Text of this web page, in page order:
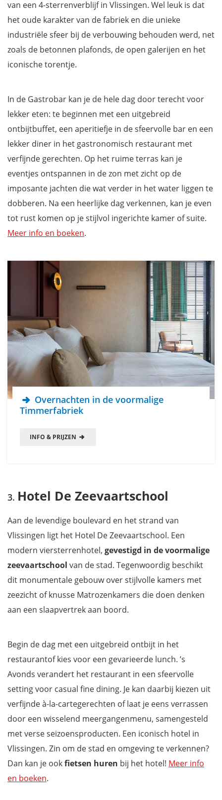
van een 4-sterrenverblijf in Vlissingen. Wel leuk is dat
het oude karakter van de fabriek en die unieke
industriële sfeer bij de verbouwing behouden werd, net
zoals de betonnen plafonds, de open galerijen en het
iconische torentje.
In de Gastrobar kan je de hele dag door terecht voor
lekker eten: te beginnen met een uitgebreid
ontbijtbuffet, een aperitiefje in de sfeervolle bar en een
lekker diner in het gastronomisch restaurant met
verfijnde gerechten. Op het ruime terras kan je
eventjes ontspannen in de zon met zicht op de
imposante jachten die wat verder in het water liggen te
dobberen. Na een heerlijke dag verkennen, kan je even
tot rust komen op je stijlvol ingerichte kamer of suite.
Meer info en boeken.
Overnachten in de voormalige
Timmerfabriek
INFO & PRIJZEN
Hotel De Zeevaartschool
Aan de levendige boulevard en het strand van
Vlissingen ligt het Hotel De Zeevaartschool. Een
modern viersterrenhotel, gevestigd in de voormalige
zeevaartschool van de stad. Tegenwoordig beschikt
dit monumentale gebouw over stijlvolle kamers met
zeezicht of knusse Matrozenkamers die doen denken
aan een slaapvertrek aan boord.
Begin de dag met een uitgebreid ontbijt in het
restaurantof kies voor een gevarieerde lunch. ’s
Avonds verandert het restaurant in een sfeervolle
setting voor casual fine dining. Je kan daarbij kiezen uit
verfijnde à-la-cartegerechten of laat je eens verrassen
door een wisselend meergangenmenu, samengesteld
met verse seizoensproducten. Een iconisch hotel in
Vlissingen. Zin om de stad en omgeving te verkennen?
Dan kan je ookfietsen huren bij het hotel! Meer info
en boeken.